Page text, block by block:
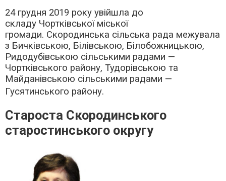
24 грудня 2019 року увійшла до
складу Чортківської міської
громади. Скородинська сільська рада межувала
з Бичківською, Білівською, Білобожницькою,
Ридодубівською сільськими радами —
Чортківського району, Тудорівською та
Майданівською сільськими радами —
Гусятинського району.
Cтароста Скородинського
старостинського округу